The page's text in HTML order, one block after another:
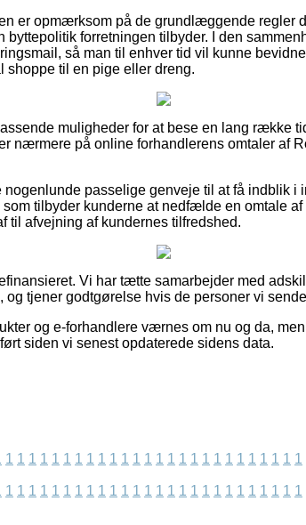
er opmærksom på de grundlæggende regler
byttepolitik forretningen tilbyder. I den
så man til enhver tid vil kunne
til en pige eller dreng.
muligheder for at bese en lang række
nærmere på online forhandlerens omtaler af
nogenlunde passelige genveje til at få indblik i
tilbyder kunderne at nedfælde en omtale
til afvejning af kundernes tilfredshed.
Vi har tætte samarbejder med
og tjener godtgørelse hvis de personer vi
og e-forhandlere værnes om nu og da,
siden vi senest opdaterede sidens data.
1 1 1 1 1 1 1 1 1 1 1 1 1 1 1 1 1 1 1 1 1 1 1 1 1 1
1 1 1 1 1 1 1 1 1 1 1 1 1 1 1 1 1 1 1 1 1 1 1 1 1 1